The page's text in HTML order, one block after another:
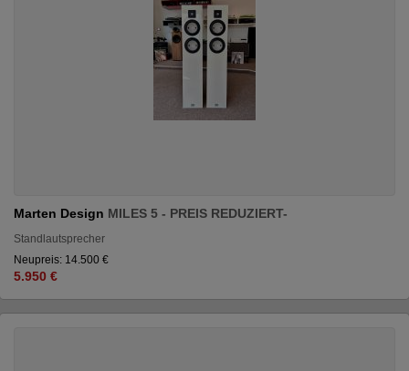
Marten Design MILES 5 - PREIS REDUZIERT-
Standlautsprecher
Neupreis: 14.500 €
5.950 €